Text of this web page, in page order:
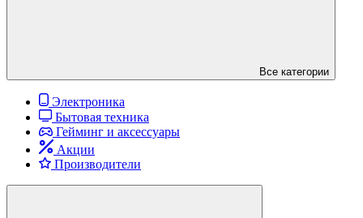
Все категории
Электроника
Бытовая техника
Гейминг и аксессуары
Акции
Производители